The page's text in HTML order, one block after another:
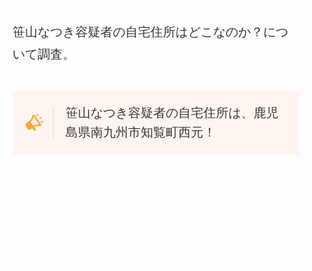
笹山なつき容疑者の自宅住所はどこなのか？につ
いて調査。
笹山なつき容疑者の自宅住所は、鹿児
島県南九州市知覧町西元！